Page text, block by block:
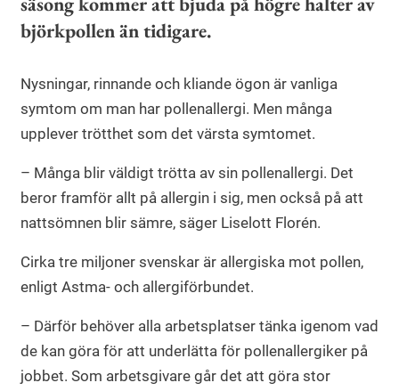
björkpollen än tidigare.
Nysningar, rinnande och kliande ögon är vanliga
symtom om man har pollenallergi. Men många
upplever trötthet som det värsta symtomet.
– Många blir väldigt trötta av sin pollenallergi. Det
beror framför allt på allergin i sig, men också på att
nattsömnen blir sämre, säger Liselott Florén.
Cirka tre miljoner svenskar är allergiska mot pollen,
enligt Astma- och allergiförbundet.
– Därför behöver alla arbetsplatser tänka igenom vad
de kan göra för att underlätta för pollenallergiker på
jobbet. Som arbetsgivare går det att göra stor